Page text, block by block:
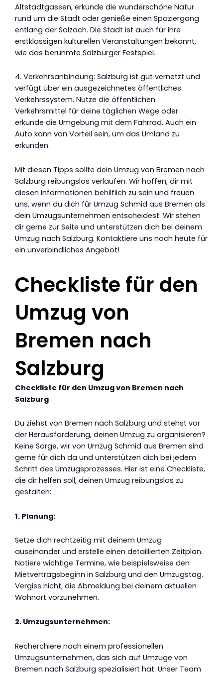
Altstadtgassen, erkunde die wunderschöne Natur
rund um die Stadt oder genieße einen Spaziergang
entlang der Salzach. Die Stadt ist auch für ihre
erstklassigen kulturellen Veranstaltungen bekannt,
wie das berühmte Salzburger Festspiel.
4. Verkehrsanbindung: Salzburg ist gut vernetzt und
verfügt über ein ausgezeichnetes öffentliches
Verkehrssystem. Nutze die öffentlichen
Verkehrsmittel für deine täglichen Wege oder
erkunde die Umgebung mit dem Fahrrad. Auch ein
Auto kann von Vorteil sein, um das Umland zu
erkunden.
Mit diesen Tipps sollte dein Umzug von Bremen nach
Salzburg reibungslos verlaufen. Wir hoffen, dir mit
diesen Informationen behilflich zu sein und freuen
uns, wenn du dich für Umzug Schmid aus Bremen als
dein Umzugsunternehmen entscheidest. Wir stehen
dir gerne zur Seite und unterstützen dich bei deinem
Umzug nach Salzburg. Kontaktiere uns noch heute für
ein unverbindliches Angebot!
Checkliste für den
Umzug von
Bremen nach
Salzburg
Checkliste für den Umzug von Bremen nach
Salzburg
Du ziehst von Bremen nach Salzburg und stehst vor
der Herausforderung, deinen Umzug zu organisieren?
Keine Sorge, wir von Umzug Schmid aus Bremen sind
gerne für dich da und unterstützen dich bei jedem
Schritt des Umzugsprozesses. Hier ist eine Checkliste,
die dir helfen soll, deinen Umzug reibungslos zu
gestalten:
1. Planung:
Setze dich rechtzeitig mit deinem Umzug
auseinander und erstelle einen detaillierten Zeitplan.
Notiere wichtige Termine, wie beispielsweise den
Mietvertragsbeginn in Salzburg und den Umzugstag.
Vergiss nicht, die Abmeldung bei deinem aktuellen
Wohnort vorzunehmen.
2. Umzugsunternehmen:
Recherchiere nach einem professionellen
Umzugsunternehmen, das sich auf Umzüge von
Bremen nach Salzburg spezialisiert hat. Unser Team